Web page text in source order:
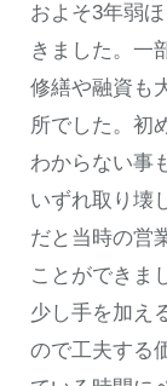
およそ3年弱
きました。一
修繕や融資も
所でした。初
わからない事
いずれ取り壊
だと当時の営
ことができま
少し手を加え
ので工夫する